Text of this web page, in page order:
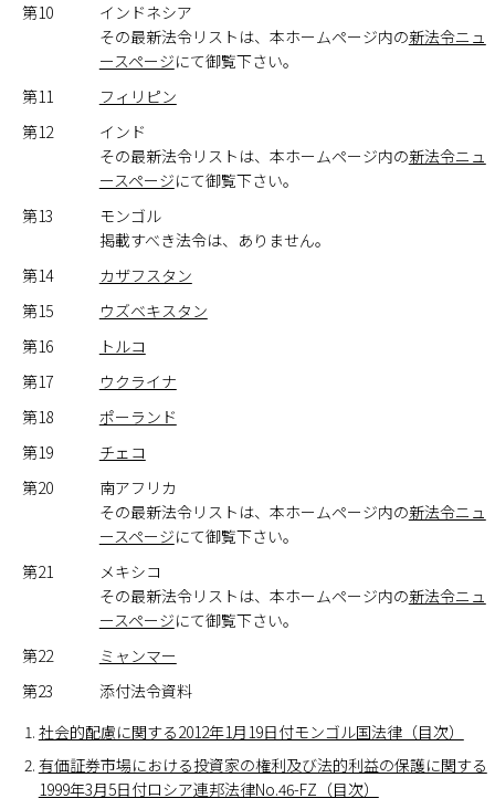
第10
インドネシア
その最新法令リストは、本ホームページ内の新法令ニュ
ースページにて御覧下さい。
第11
フィリピン
第12
インド
その最新法令リストは、本ホームページ内の新法令ニュ
ースページにて御覧下さい。
第13
モンゴル
掲載すべき法令は、ありません。
第14
カザフスタン
第15
ウズベキスタン
第16
トルコ
第17
ウクライナ
第18
ポーランド
第19
チェコ
第20
南アフリカ
その最新法令リストは、本ホームページ内の新法令ニュ
ースページにて御覧下さい。
第21
メキシコ
その最新法令リストは、本ホームページ内の新法令ニュ
ースページにて御覧下さい。
第22
ミャンマー
第23
添付法令資料
社会的配慮に関する2012年1月19日付モンゴル国法律（目次）
有価証券市場における投資家の権利及び法的利益の保護に関する
1999年3月5日付ロシア連邦法律No.46-FZ（目次）